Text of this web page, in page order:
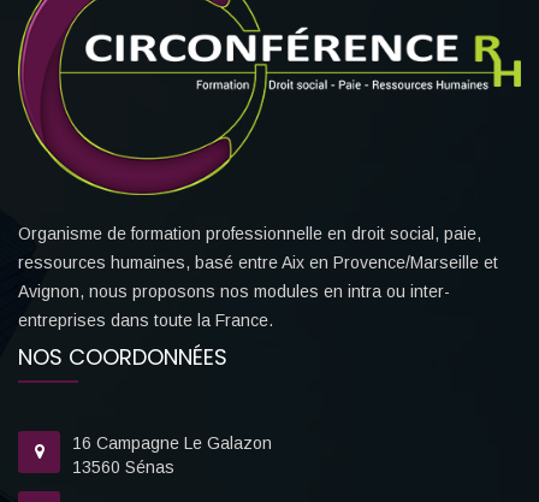
Organisme de formation professionnelle en droit social, paie,
ressources humaines, basé entre Aix en Provence/Marseille et
Avignon, nous proposons nos modules en intra ou inter-
entreprises dans toute la France.
NOS COORDONNÉES
16 Campagne Le Galazon
13560 Sénas